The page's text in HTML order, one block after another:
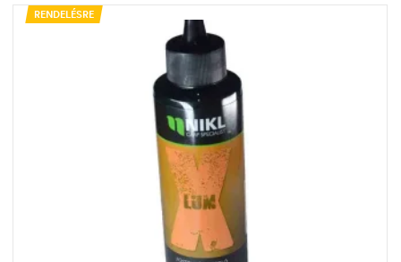
RENDELÉSRE